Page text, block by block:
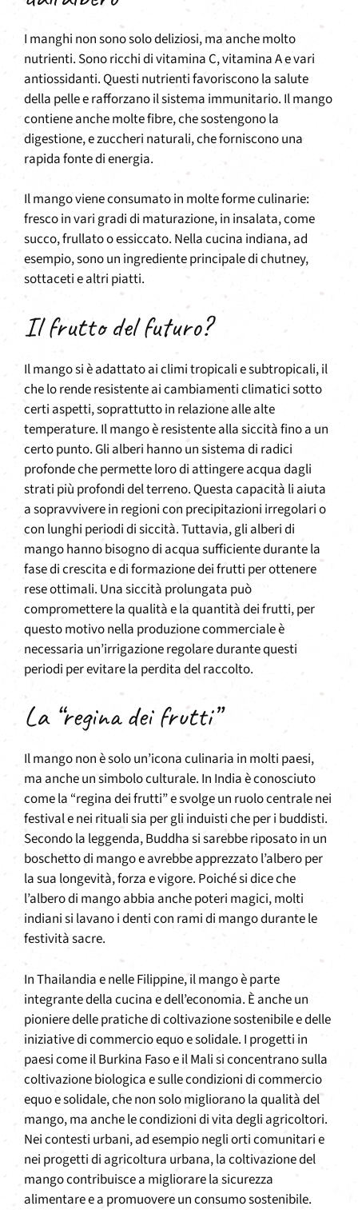
I manghi non sono solo deliziosi, ma anche molto
nutrienti. Sono ricchi di vitamina C, vitamina A e vari
antiossidanti. Questi nutrienti favoriscono la salute
della pelle e rafforzano il sistema immunitario. Il mango
contiene anche molte fibre, che sostengono la
digestione, e zuccheri naturali, che forniscono una
rapida fonte di energia.
Il mango viene consumato in molte forme culinarie:
fresco in vari gradi di maturazione, in insalata, come
succo, frullato o essiccato. Nella cucina indiana, ad
esempio, sono un ingrediente principale di chutney,
sottaceti e altri piatti.
Il frutto del futuro?
Il mango si è adattato ai climi tropicali e subtropicali, il
che lo rende resistente ai cambiamenti climatici sotto
certi aspetti, soprattutto in relazione alle alte
temperature. Il mango è resistente alla siccità fino a un
certo punto. Gli alberi hanno un sistema di radici
profonde che permette loro di attingere acqua dagli
strati più profondi del terreno. Questa capacità li aiuta
a sopravvivere in regioni con precipitazioni irregolari o
con lunghi periodi di siccità. Tuttavia, gli alberi di
mango hanno bisogno di acqua sufficiente durante la
fase di crescita e di formazione dei frutti per ottenere
rese ottimali. Una siccità prolungata può
compromettere la qualità e la quantità dei frutti, per
questo motivo nella produzione commerciale è
necessaria un’irrigazione regolare durante questi
periodi per evitare la perdita del raccolto.
La “regina dei frutti”
Il mango non è solo un’icona culinaria in molti paesi,
ma anche un simbolo culturale. In India è conosciuto
come la “regina dei frutti” e svolge un ruolo centrale nei
festival e nei rituali sia per gli induisti che per i buddisti.
Secondo la leggenda, Buddha si sarebbe riposato in un
boschetto di mango e avrebbe apprezzato l’albero per
la sua longevità, forza e vigore. Poiché si dice che
l’albero di mango abbia anche poteri magici, molti
indiani si lavano i denti con rami di mango durante le
festività sacre.
In Thailandia e nelle Filippine, il mango è parte
integrante della cucina e dell’economia. È anche un
pioniere delle pratiche di coltivazione sostenibile e delle
iniziative di commercio equo e solidale. I progetti in
paesi come il Burkina Faso e il Mali si concentrano sulla
coltivazione biologica e sulle condizioni di commercio
equo e solidale, che non solo migliorano la qualità del
mango, ma anche le condizioni di vita degli agricoltori.
Nei contesti urbani, ad esempio negli orti comunitari e
nei progetti di agricoltura urbana, la coltivazione del
mango contribuisce a migliorare la sicurezza
alimentare e a promuovere un consumo sostenibile.